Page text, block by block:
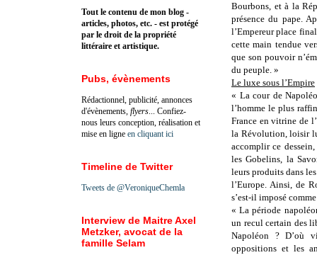
Bourbons, et à la
présence du pape.
l’Empereur place
cette main tendue
que son pouvoir
du peuple. »
Le luxe sous l’Empire
« La cour de
l’homme le plus
France en vitrine de
la Révolution, loisir
accomplir ce
les Gobelins, la
leurs produits dans
l’Europe. Ainsi, de
s’est-il imposé
« La période
un recul certain des
Napoléon ? D’où
oppositions et les
Tout le contenu de mon blog -
articles, photos, etc. - est protégé
par le droit de la propriété
littéraire et artistique.
Pubs, évènements
Rédactionnel, publicité, annonces
d'évènements, flyers ... Confiez-
nous leurs conception, réalisation et
mise en ligne en cliquant ici
Timeline de Twitter
Tweets de @VeroniqueChemla
Interview de Maitre Axel
Metzker, avocat de la
famille Selam